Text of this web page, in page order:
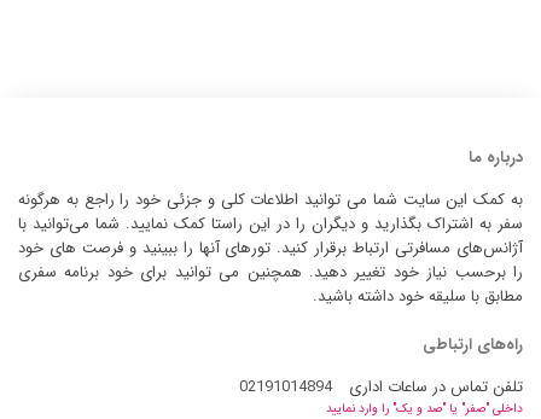
درباره ما
به کمک این سایت شما می توانید اطلاعات کلی و جزئی خود را راجع به هرگونه
سفر به اشتراک بگذارید و دیگران را در این راستا کمک نمایید. شما می‌توانید با
آژانس‌های مسافرتی ارتباط برقرار کنید. تورهای آنها را ببینید و فرصت های خود
را برحسب نیاز خود تغییر دهید. همچنین می توانید برای خود برنامه سفری
مطابق با سلیقه خود داشته باشید.
راه‌های ارتباطی
تلفن تماس در ساعات اداری
02191014894
داخلی "صفر" یا "صد و یک" را وارد نمایید